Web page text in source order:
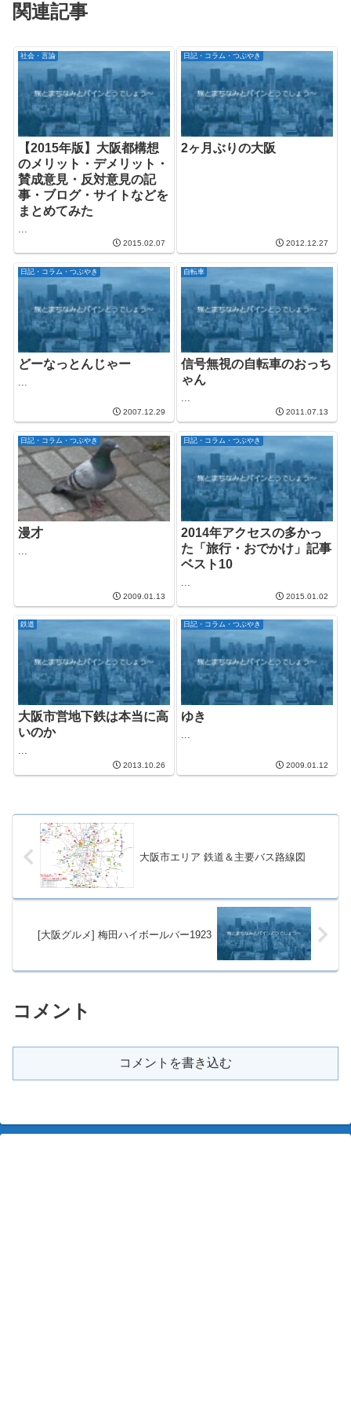
関連記事
社会・言論
【2015年版】大阪都構想
のメリット・デメリット・
賛成意見・反対意見の記
事・ブログ・サイトなどを
まとめてみた
...
2015.02.07
日記・コラム・つぶやき
2ヶ月ぶりの大阪
2012.12.27
日記・コラム・つぶやき
どーなっとんじゃー
2007.12.29
自転車
信号無視の自転車のおっち
ゃん
2011.07.13
日記・コラム・つぶやき
漫才
2009.01.13
日記・コラム・つぶやき
2014年アクセスの多かっ
た「旅行・おでかけ」記事
ベスト10
2015.01.02
鉄道
大阪市営地下鉄は本当に高
いのか
...
2013.10.26
日記・コラム・つぶやき
ゆき
...
2009.01.12
大阪市エリア 鉄道＆主要バス路線図
[大阪グルメ] 梅田ハイボールバー1923
コメント
コメントを書き込む